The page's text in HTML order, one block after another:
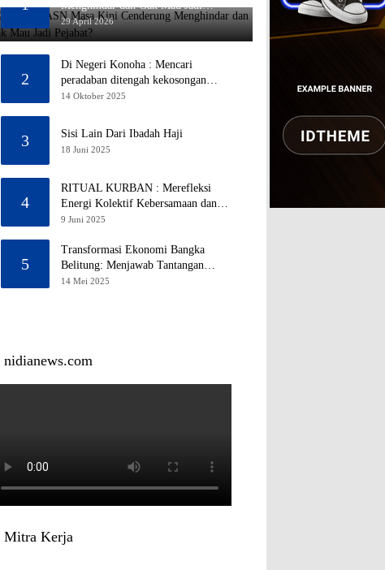
1
Menghindar dan Gak Mau Jadi
Pejabat?
29 April 2026
2
Di Negeri Konoha : Mencari
peradaban ditengah kekosongan
pendidikan
14 Oktober 2025
3 Sisi Lain Dari Ibadah Haji
18 Juni 2025
4
RITUAL KURBAN : Merefleksi
Energi Kolektif Kebersamaan dan
Mengeliminasi Sifat Kebinatangan
9 Juni 2025
5
Transformasi Ekonomi Bangka
Belitung: Menjawab Tantangan
Melalui Pengelolaan Sumber Daya
14 Mei 2025
nidianews.com
Mitra Kerja